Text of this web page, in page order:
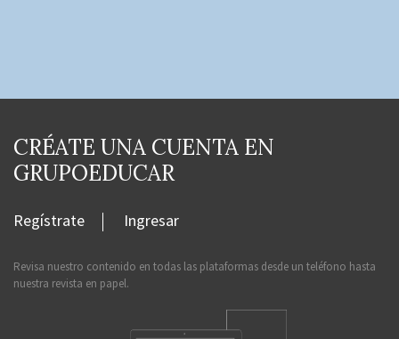
CRÉATE UNA CUENTA EN
GRUPOEDUCAR
Regístrate Ingresar
Revisa nuestro contenido en todas las plataformas desde un teléfono hasta
nuestra revista en papel.